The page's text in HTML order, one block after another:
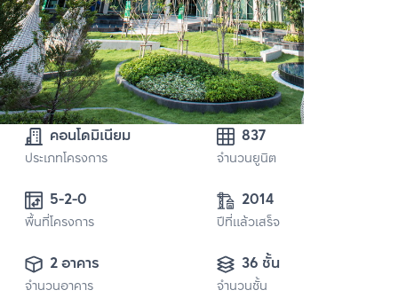
คอนโดมิเนียม
ประเภทโครงการ
837
จำนวนยูนิต
พื้นที่โครงการ
2014
ปีที่แล้วเสร็จ
2 อาคาร
จำนวนอาคาร
36 ชั้น
จำนวนชั้น